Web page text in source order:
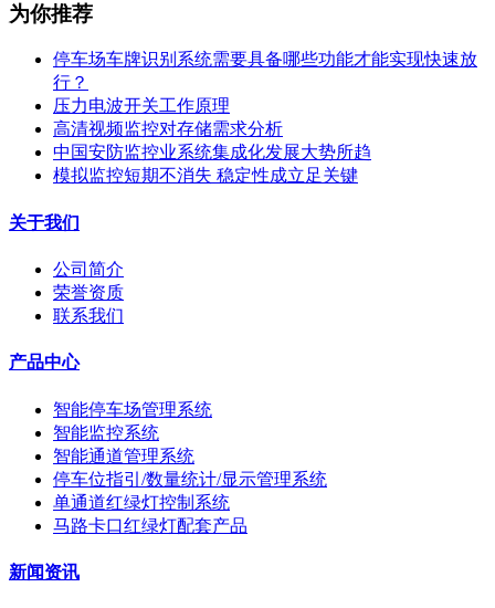
为你推荐
停车场车牌识别系统需要具备哪些功能才能实现快速放
行？
压力电波开关工作原理
高清视频监控对存储需求分析
中国安防监控业系统集成化发展大势所趋
模拟监控短期不消失 稳定性成立足关键
关于我们
公司简介
荣誉资质
联系我们
产品中心
智能停车场管理系统
智能监控系统
智能通道管理系统
停车位指引/数量统计/显示管理系统
单通道红绿灯控制系统
马路卡口红绿灯配套产品
新闻资讯